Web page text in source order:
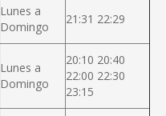
Lunes a
Domingo
21:31 22:29
Lunes a
Domingo
20:10 20:40
22:00 22:30
23:15